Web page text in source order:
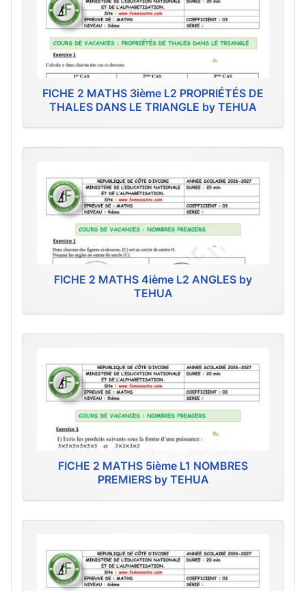
FICHE 2 MATHS 3ième L2 PROPRIÉTÉS DE
THALES DANS LE TRIANGLE by TEHUA
FICHE 2 MATHS 4ième L2 ANGLES by
TEHUA
FICHE 2 MATHS 5ième L1 NOMBRES
PREMIERS by TEHUA